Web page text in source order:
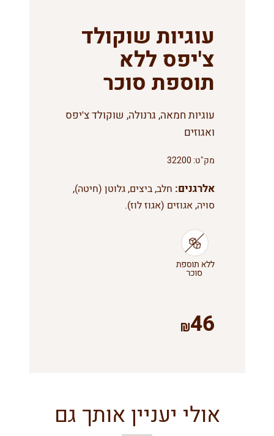
עוגיות שוקולד
צ'יפס ללא
תוספת סוכר
עוגיות חמאה, גרנולה, שוקולד צ'יפס
ואגוזים
מק"ט: 32200
אלרגנים: חלב, ביצים, גלוטן (חיטה),
סויה, אגוזים (אגוז לוז).
46
אולי יעניין אותך גם